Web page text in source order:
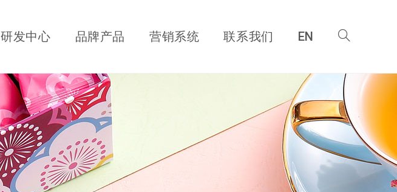
研发中心 品牌产品 营销系统 联系我们 EN